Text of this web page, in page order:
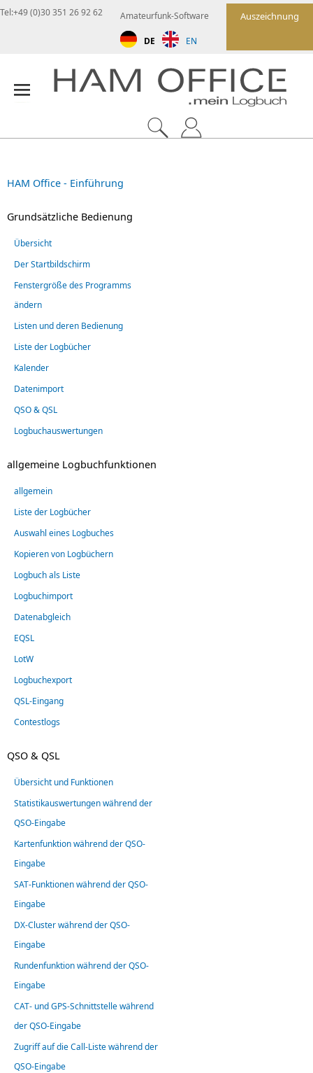
Auszeichnung
Amateurfunk-Software
DE EN
Tel:+49 (0)30 351 26 92 62
HAM Office - Einführung
Grundsätzliche Bedienung
Übersicht
Der Startbildschirm
Fenstergröße des Programms
ändern
Listen und deren Bedienung
Liste der Logbücher
Kalender
Datenimport
QSO & QSL
Logbuchauswertungen
allgemeine Logbuchfunktionen
allgemein
Liste der Logbücher
Auswahl eines Logbuches
Kopieren von Logbüchern
Logbuch als Liste
Logbuchimport
Datenabgleich
EQSL
LotW
Logbuchexport
QSL-Eingang
Contestlogs
QSO & QSL
Übersicht und Funktionen
Statistikauswertungen während der
QSO-Eingabe
Kartenfunktion während der QSO-
Eingabe
SAT-Funktionen während der QSO-
Eingabe
DX-Cluster während der QSO-
Eingabe
Rundenfunktion während der QSO-
Eingabe
CAT- und GPS-Schnittstelle während
der QSO-Eingabe
Zugriff auf die Call-Liste während der
QSO-Eingabe